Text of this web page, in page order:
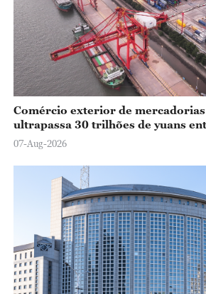
Comércio exterior de mercadorias
ultrapassa 30 trilhões de yuans
07-Aug-2026